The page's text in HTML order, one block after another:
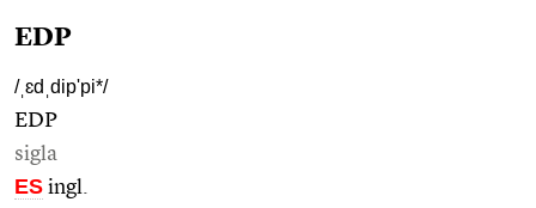
EDP
/ˌɛdˌdip'pi*/
EDP
sigla
ES ingl.